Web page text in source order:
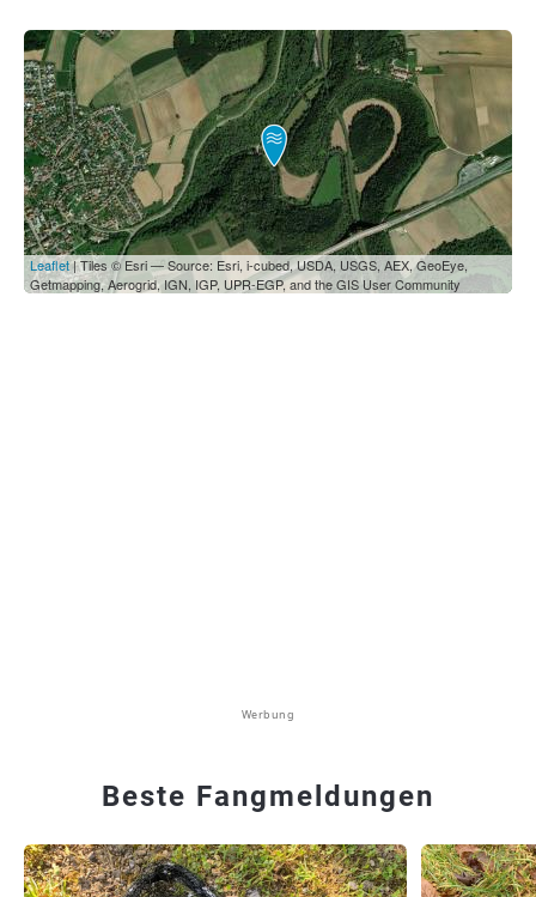
Leaflet| Tiles © Esri — Source: Esri, i-cubed, USDA, USGS, AEX, GeoEye,
Getmapping, Aerogrid, IGN, IGP, UPR-EGP, and the GIS User Community
Werbung
Beste Fangmeldungen